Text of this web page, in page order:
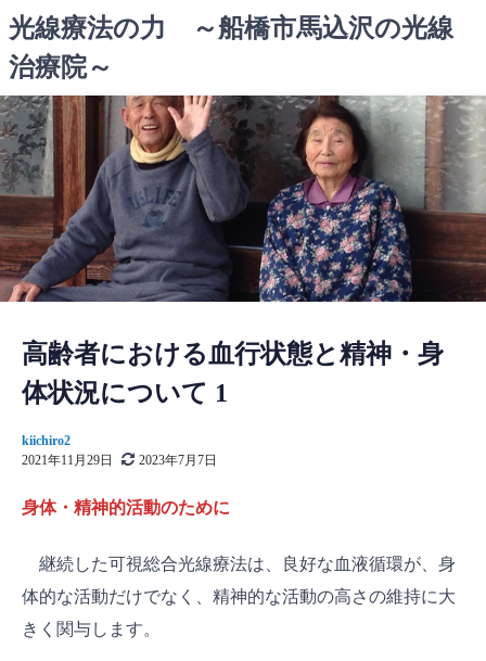
ン
テ
ツ
へ
ス
キ
プ
光線療法の力 ～船橋市馬込沢の光線
治療院～
高齢者における血行状態と精神・身
体状況について 1
kiichiro2
2021年11月29日
2023年7月7日
身体・精神的活動のために
継続した可視総合光線療法は、良好な血液循環が、身
体的な活動だけでなく、精神的な活動の高さの維持に大
きく関与します。